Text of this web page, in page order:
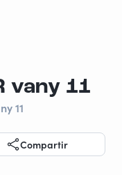
vany 11
11
Compartir